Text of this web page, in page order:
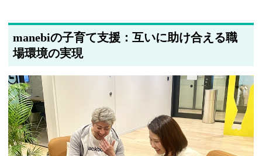
manebiの子育て支援：互いに助け合える職
場環境の実現